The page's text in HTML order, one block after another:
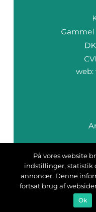
web:
På vores website
indstillinger, statistik
annoncer. Denne
fortsat brug af
Ok